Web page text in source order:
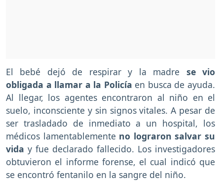
El bebé dejó de respirar y la madre se vio
obligada a llamar a la Policía en busca de ayuda.
Al llegar, los agentes encontraron al niño en el
suelo, inconsciente y sin signos vitales. A pesar de
ser trasladado de inmediato a un hospital, los
médicos lamentablemente no lograron salvar su
vida y fue declarado fallecido. Los investigadores
obtuvieron el informe forense, el cual indicó que
se encontró fentanilo en la sangre del niño.